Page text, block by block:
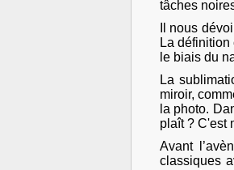
tâches
Il nous
La
le biais du
La
miroir,
la photo.
plaît ? C'est
Avant
classiques